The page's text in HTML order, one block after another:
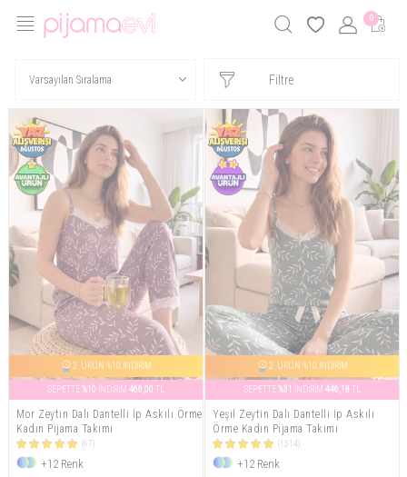
0
Filtre
2. ÜRÜN %10 İNDİRİM
SEPETTE%10 İNDİRİM 468,00 TL
Mor Zeytin Dalı Dantelli İp Askılı Örme
Kadın Pijama Takımı
(67)
+12 Renk
2. ÜRÜN %10 İNDİRİM
SEPETTE%31 İNDİRİM 446,18 TL
Yeşil Zeytin Dalı Dantelli İp Askılı
Örme Kadın Pijama Takımı
(1314)
+12 Renk